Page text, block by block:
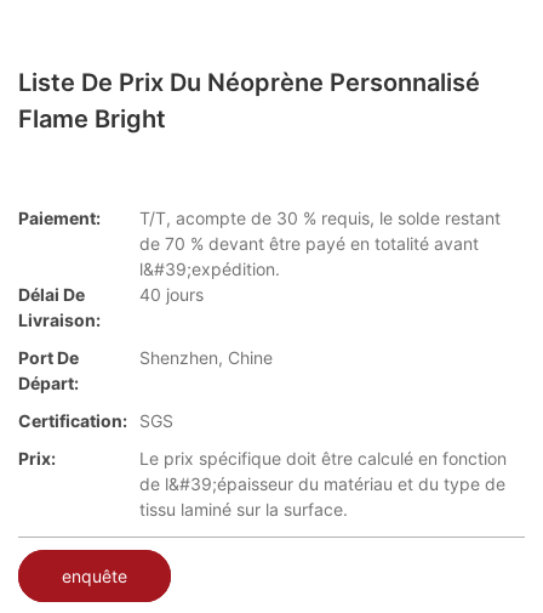
Liste De Prix Du Néoprène Personnalisé
Flame Bright
Paiement:
T/T, acompte de 30 % requis, le solde restant
de 70 % devant être payé en totalité avant
l&#39;expédition.
Délai De
Livraison:
40 jours
Port De
Départ:
Shenzhen, Chine
Certification:
SGS
Prix:
Le prix spécifique doit être calculé en fonction
de l&#39;épaisseur du matériau et du type de
tissu laminé sur la surface.
enquête